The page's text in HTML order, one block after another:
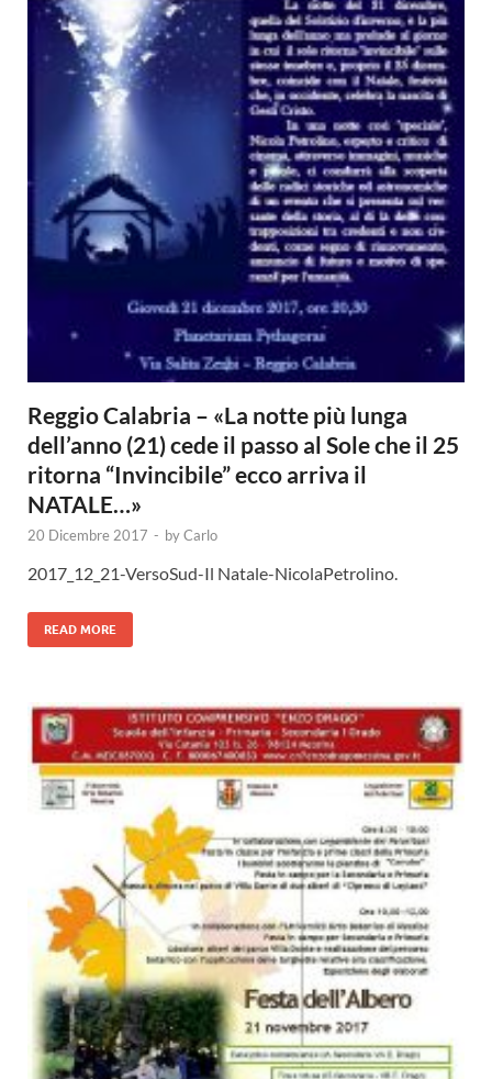
Reggio Calabria – «La notte più lunga
dell’anno (21) cede il passo al Sole che il 25
ritorna “Invincibile” ecco arriva il
NATALE…»
20 Dicembre 2017 - byCarlo
2017_12_21-VersoSud-Il Natale-NicolaPetrolino.
READ MORE